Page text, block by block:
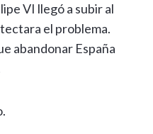
VI llegó a subir al
el problema.
abandonar España